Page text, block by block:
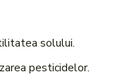
solului.
pesticidelor.